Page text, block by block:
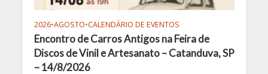
2026•AGOSTO•CALENDÁRIO DE EVENTOS
Encontro de Carros Antigos na Feira de
Discos de Vinil e Artesanato – Catanduva, SP
– 14/8/2026